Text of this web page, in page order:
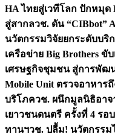
HA ไทยสู่เวทีโลก ปักหมุด
สู่สากลวช. ดัน “CIBbot”
นวัตกรรมวิจัยยกระดับบริ
เครือข่าย Big Brothers ขั
เศรษฐกิจชุมชน สู่การพัฒ
Mobile Unit ตรวจอาหา
บริโภควช. ผนึกมูลนิธิอาจ
เยาวชนดนตรี ครั้งที่ 4 รอ
ทานฯวช. ปลื้ม! นวัตกรรม